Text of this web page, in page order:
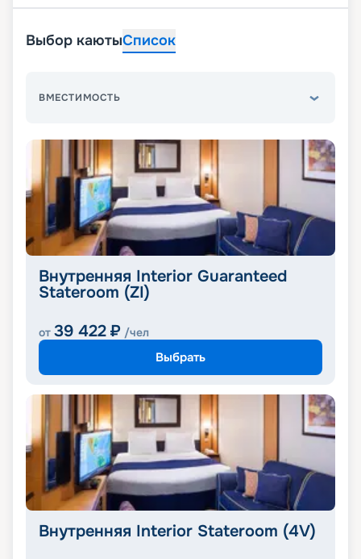
Выбор каютыСписок
ВМЕСТИМОСТЬ
Внутренняя Interior Guaranteed
Stateroom (ZI)
от 39 422 ₽ /чел
Выбрать
Внутренняя Interior Stateroom (4V)